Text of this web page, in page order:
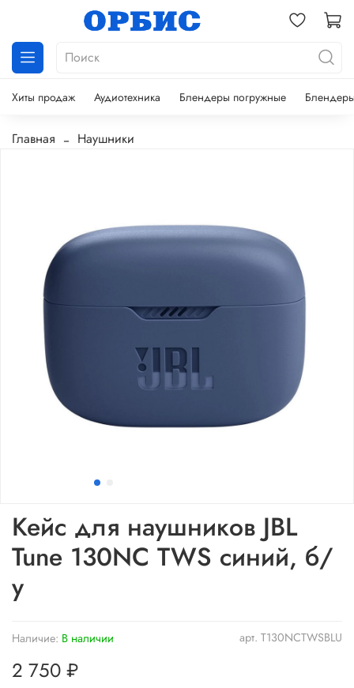
Хиты продаж Аудиотехника Блендеры погружные
Главная Наушники
арт. T130NCTWSBLU
Наличие: В наличии
Кейс для наушников JBL
Tune 130NC TWS синий, б/
у
2 750 ₽